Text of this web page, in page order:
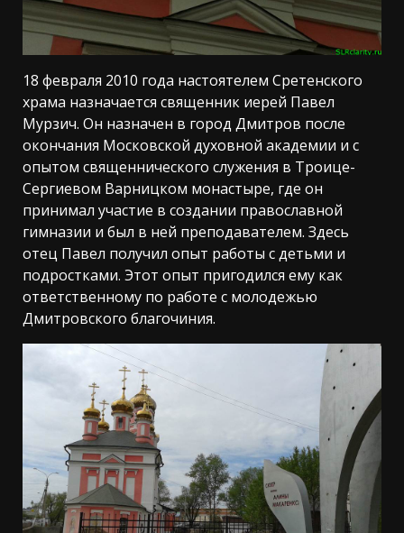
18 февраля 2010 года настоятелем Сретенского
храма назначается священник иерей Павел
Мурзич. Он назначен в город Дмитров после
окончания Московской духовной академии и с
опытом священнического служения в Троице-
Сергиевом Варницком монастыре, где он
принимал участие в создании православной
гимназии и был в ней преподавателем. Здесь
отец Павел получил опыт работы с детьми и
подростками. Этот опыт пригодился ему как
ответственному по работе с молодежью
Дмитровского благочиния.